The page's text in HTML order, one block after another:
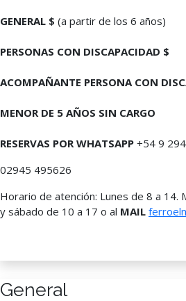
GENERAL $ (a partir de los 6 años)
PERSONAS CON DISCAPACIDAD $
ACOMPAÑANTE PERSONA CON
MENOR DE 5 AÑOS SIN CARGO
RESERVAS POR WHATSAPP +54 9
02945 495626
Horario de atención: Lunes de 8 a 14.
y sábado de 10 a 17 o al MAIL
General